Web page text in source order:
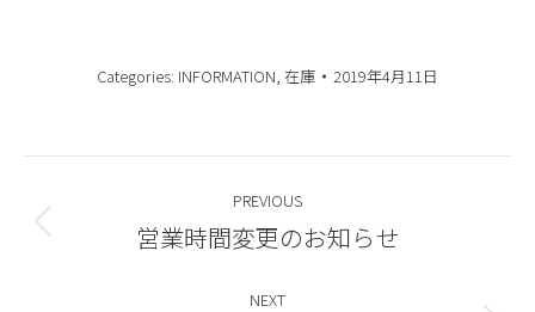
Categories: INFORMATION, 在庫 2019年4月11日
navigation
PREVIOUS
Previous
営業時間変更のお知らせ
NEXT